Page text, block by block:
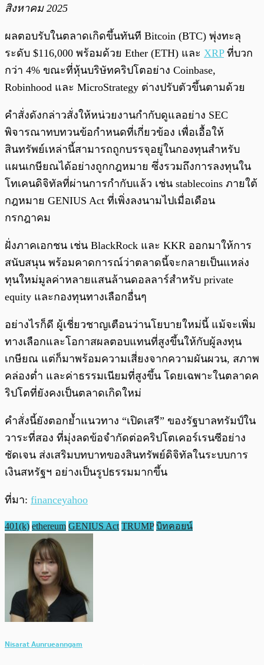
สิงหาคม 2025
ผลตอบรับในตลาดเกิดขึ้นทันที Bitcoin (BTC) พุ่งทะลุ
ระดับ $116,000 พร้อมด้วย Ether (ETH) และ XRPที่บวก
กว่า 4% ขณะที่หุ้นบริษัทคริปโตอย่าง Coinbase,
Robinhood และ MicroStrategy ต่างปรับตัวขึ้นตามด้วย
คำสั่งดังกล่าวสั่งให้หน่วยงานกำกับดูแลอย่าง SEC
พิจารณาทบทวนข้อกำหนดที่เกี่ยวข้อง เพื่อเอื้อให้
สินทรัพย์เหล่านี้สามารถถูกบรรจุอยู่ในกองทุนสำหรับ
แผนเกษียณได้อย่างถูกกฎหมาย ซึ่งรวมถึงการลงทุนใน
โทเคนดิจิทัลที่ผ่านการกำกับแล้ว เช่น stablecoins ภายใต้
กฎหมาย GENIUS Act ที่เพิ่งลงนามไปเมื่อเดือน
กรกฎาคม
ฝั่งภาคเอกชน เช่น BlackRock และ KKR ออกมาให้การ
สนับสนุน พร้อมคาดการณ์ว่าตลาดนี้จะกลายเป็นแหล่ง
ทุนใหม่มูลค่าหลายแสนล้านดอลลาร์สำหรับ private
equity และกองทุนทางเลือกอื่นๆ
อย่างไรก็ดี ผู้เชี่ยวชาญเตือนว่านโยบายใหม่นี้ แม้จะเพิ่ม
ทางเลือกและโอกาสผลตอบแทนที่สูงขึ้นให้กับผู้ลงทุน
เกษียณ แต่ก็มาพร้อมความเสี่ยงจากความผันผวน, สภาพ
คล่องต่ำ และค่าธรรมเนียมที่สูงขึ้น โดยเฉพาะในตลาดค
ริปโตที่ยังคงเป็นตลาดเกิดใหม่
คำสั่งนี้ยังตอกย้ำแนวทาง “เปิดเสรี” ของรัฐบาลทรัมป์ใน
วาระที่สอง ที่มุ่งลดข้อจำกัดต่อคริปโตเคอร์เรนซีอย่าง
ชัดเจน ส่งเสริมบทบาทของสินทรัพย์ดิจิทัลในระบบการ
เงินสหรัฐฯ อย่างเป็นรูปธรรมมากขึ้น
ที่มา: financeyahoo
401(k) ethereum GENIUS Act TRUMP บิทคอยน์
Nisarat Aunrueanngam